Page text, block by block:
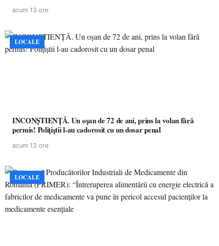
acum 13 ore
LOCALE
INCONȘTIENȚĂ. Un oșan de 72 de ani, prins la volan fără
permis! Polițiștii l-au cadorosit cu un dosar penal
acum 13 ore
LOCALE